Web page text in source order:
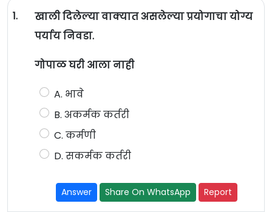
1.
खाली दिलेल्या वाक्यात असलेल्या प्रयोगाचा योग्य
पर्याय निवडा.
गोपाळ घरी आला नाही
A. भावे
B. अकर्मक कर्तरी
C. कर्मणी
D. सकर्मक कर्तरी
Answer Share On WhatsApp Report